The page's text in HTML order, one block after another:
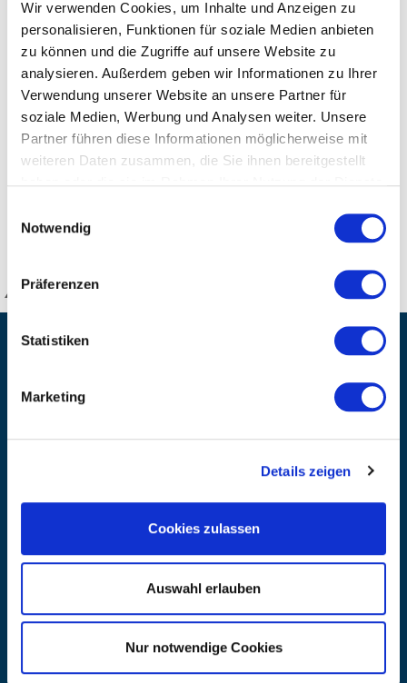
Wir verwenden Cookies, um Inhalte und Anzeigen zu
personalisieren, Funktionen für soziale Medien anbieten
zu können und die Zugriffe auf unsere Website zu
analysieren. Außerdem geben wir Informationen zu Ihrer
Verwendung unserer Website an unsere Partner für
soziale Medien, Werbung und Analysen weiter. Unsere
Partner führen diese Informationen möglicherweise mit
weiteren Daten zusammen, die Sie ihnen bereitgestellt
Notwendig
Präferenzen
Statistiken
Marketing
Details zeigen
Cookies zulassen
Auswahl erlauben
Nur notwendige Cookies
?Nutzung als Tischspender möglich
?glatte Oberflächen und abgerundete Kanten für eine
unkomplizierte Reinigung
?Einfache und schnelle Montage durch Verschraubung
oder durch Kleben
?Einfacher und schneller Flaschenwechsel
?Lieferung inkl. Befestigungsmaterial und Montage-/
DETAILS
KONTAKTIEREN SIE UNS
Ziegelhöhe 8, Berngau, D-92361
info@kanzlsperger.de
BERATUNG & BESTELLUNG
Montag – Donnerstag: 08:00 – 17:00
Freitag: 08:00 - 16:00
Über Kanzlsperger
Kontaktieren Sie uns
AGB nebst Kundeninformationen